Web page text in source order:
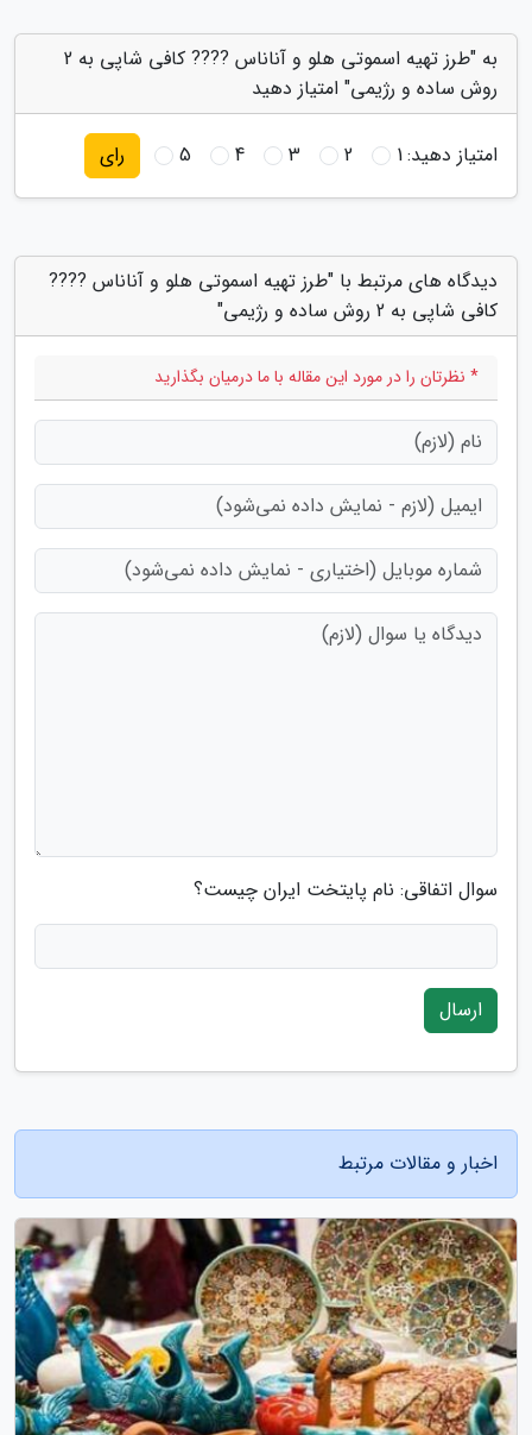
به "طرز تهیه اسموتی هلو و آناناس ???? کافی شاپی به 2
روش ساده و رژیمی" امتیاز دهید
امتیاز دهید:1
2
3
4
5 رای
دیدگاه های مرتبط با "طرز تهیه اسموتی هلو و آناناس ????
کافی شاپی به 2 روش ساده و رژیمی"
* نظرتان را در مورد این مقاله با ما درمیان بگذارید
سوال اتفاقی: نام پایتخت ایران چیست؟
ارسال
اخبار و مقالات مرتبط